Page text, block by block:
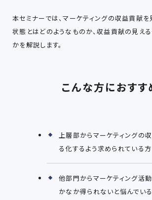
本セミナーでは、マーケティングの収益貢献を
状態とはどのようなものか、収益貢献の見え
かを解説します。
こんな方におすす
上層部からマーケティングの
る化するよう求められている方
他部門からマーケティング活
かなか得られないと悩んでい